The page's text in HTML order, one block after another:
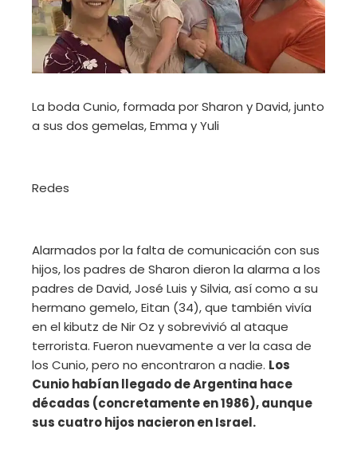
La boda Cunio, formada por Sharon y David, junto
a sus dos gemelas, Emma y Yuli
Redes
Alarmados por la falta de comunicación con sus
hijos, los padres de Sharon dieron la alarma a los
padres de David, José Luis y Silvia, así como a su
hermano gemelo, Eitan (34), que también vivía
en el kibutz de Nir Oz y sobrevivió al ataque
terrorista. Fueron nuevamente a ver la casa de
los Cunio, pero no encontraron a nadie. Los
Cunio habían llegado de Argentina hace
décadas (concretamente en 1986), aunque
sus cuatro hijos nacieron en Israel.